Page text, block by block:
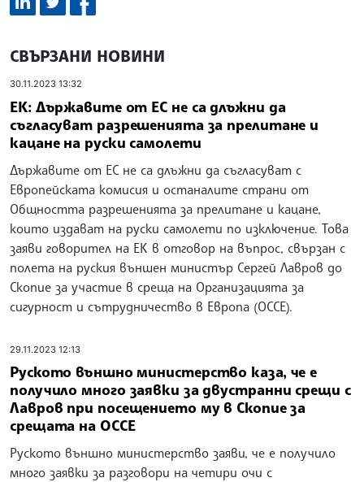
СВЪРЗАНИ НОВИНИ
30.11.2023 13:32
ЕК: Държавите от ЕС не са длъжни да
съгласуват разрешенията за прелитане и
кацане на руски самолети
Държавите от ЕС не са длъжни да съгласуват с
Европейската комисия и останалите страни от
Общността разрешенията за прелитане и кацане,
които издават на руски самолети по изключение. Това
заяви говорител на ЕК в отговор на въпрос, свързан с
полета на руския външен министър Сергей Лавров до
Скопие за участие в среща на Организацията за
сигурност и сътрудничество в Европа (ОССЕ).
29.11.2023 12:13
Руското външно министерство каза, че е
получило много заявки за двустранни срещи с
Лавров при посещението му в Скопие за
срещата на ОССЕ
Руското външно министерство заяви, че е получило
много заявки за разговори на четири очи с